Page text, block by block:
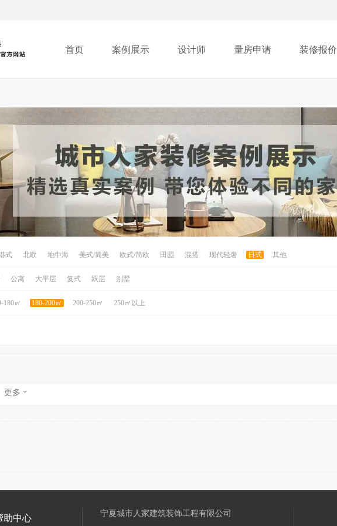
首页 案例展示 设计师 量房申请 装修报价
式 北欧 地中海 美式/简美 欧式/简欧 田园 混搭 现代轻奢 日式 其他
公寓 大平层 复式 跃层 别墅
180㎡ 180-200㎡ 200-250㎡ 250㎡以上
更多
助中心 宁夏城市人家建筑装饰工程有限公司